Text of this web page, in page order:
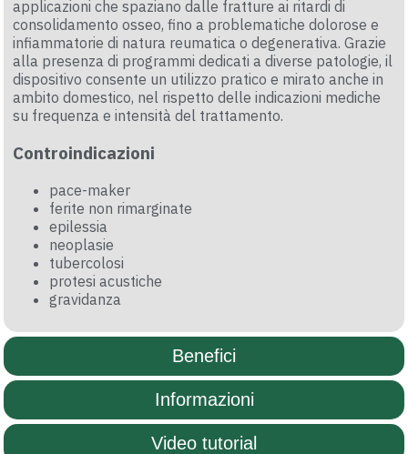
Benefici
Informazioni
Video tutorial
applicazioni che spaziano dalle fratture ai ritardi di
consolidamento osseo, fino a problematiche dolorose e
infiammatorie di natura reumatica o degenerativa. Grazie
alla presenza di programmi dedicati a diverse patologie, il
dispositivo consente un utilizzo pratico e mirato anche in
ambito domestico, nel rispetto delle indicazioni mediche
su frequenza e intensità del trattamento.
Controindicazioni
pace-maker
ferite non rimarginate
epilessia
neoplasie
tubercolosi
protesi acustiche
gravidanza